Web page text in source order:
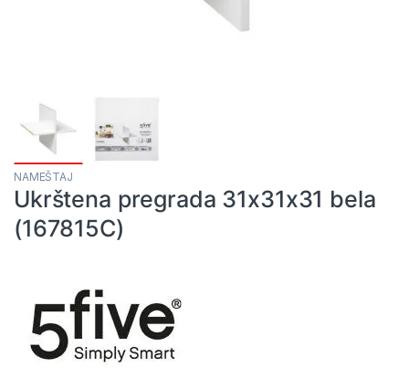
NAMEŠTAJ
Ukrštena pregrada 31x31x31 bela
(167815C)